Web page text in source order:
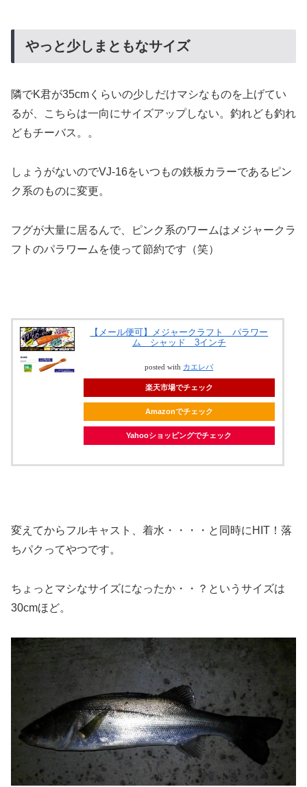
やっと少しまともなサイズ
隣でK君が35cmくらいの少しだけマシなものを上げてい
るが、こちらは一向にサイズアップしない。釣れども釣れ
どもチーバス。。
しょうがないのでVJ-16をいつもの鉄板カラーであるピン
ク系のものに変更。
フグが大量に居るんで、ピンク系のワームはメジャークラ
フトのパラワームを使って節約です（笑）
【メール便可】メジャークラフト パラワー
ム シャッド 3インチ
posted with カエレバ
楽天市場でチェック
Amazonでチェック
Yahooショッピングでチェック
変えてからフルキャスト、着水・・・・と同時にHIT！落
ちパクってやつです。
ちょっとマシなサイズになったか・・？というサイズは
30cmほど。